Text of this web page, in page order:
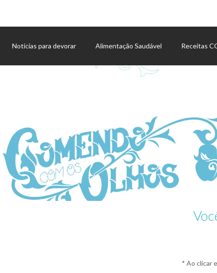
Notícias para devorar Alimentação Saudável Receitas
* Ao clicar